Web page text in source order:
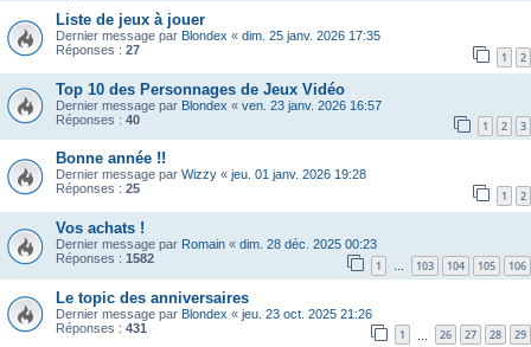
Liste de jeux à jouer
Dernier message par Blondex « dim. 25 janv. 2026 17:35
Réponses : 27 1 2
Top 10 des Personnages de Jeux Vidéo
Dernier message par Blondex « ven. 23 janv. 2026 16:57
Réponses : 40 1 2 3
Bonne année !!
Dernier message par Wizzy « jeu. 01 janv. 2026 19:28
Réponses : 25 1 2
Vos achats !
Dernier message par Romain « dim. 28 déc. 2025 00:23
Réponses : 1582 1 103 104 105 106
Le topic des anniversaires
Dernier message par Blondex « jeu. 23 oct. 2025 21:26
Réponses : 431 1 26 27 28 29